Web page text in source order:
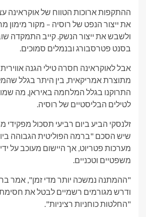
ההתקפות ארוכות הטווח של אוקראינה
את ייצור הנפט של רוסיה – מקור מימון
ולשבש את ייצור הנשק. קייב התמקדה
בסנט פטרסבורג ובנמלים סמוכים.
אבל לאוקראינה חסרה טילי הגנה
מתוצרת אמריקאית, בין היתר בגלל
התרוקנו בגלל המלחמה באיראן, מה
לטילים הבליסטיים של רוסיה.
זלנסקי הביע ביום רביעי תסכול
שיש הסכם "ברמה הפוליטית הגבוהה
מערכות פטריוט, אך היישום מעוכב על ידי
משפטיים וטכניים.
"ההמתנה נמשכה יותר מדי זמן", אמר
ודרש מגורמים רשמיים לבטל את חסימת
"החלטות כוחניות רציניות".